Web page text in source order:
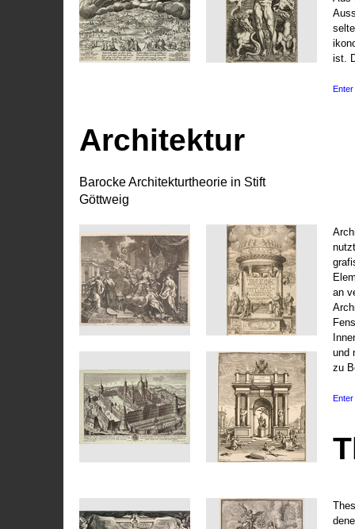
ist.
Enter
Architektur
Barocke Architekturtheorie in Stift
Göttweig
an
und
zu
Enter